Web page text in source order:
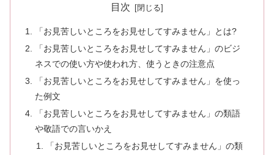
目次
「お見苦しいところをお見せしてすみません」とは?
「お見苦しいところをお見せしてすみません」のビジ
ネスでの使い方や使われ方、使うときの注意点
「お見苦しいところをお見せしてすみません」を使っ
た例文
「お見苦しいところをお見せしてすみません」の類語
や敬語での言いかえ
「お見苦しいところをお見せしてすみません」の類